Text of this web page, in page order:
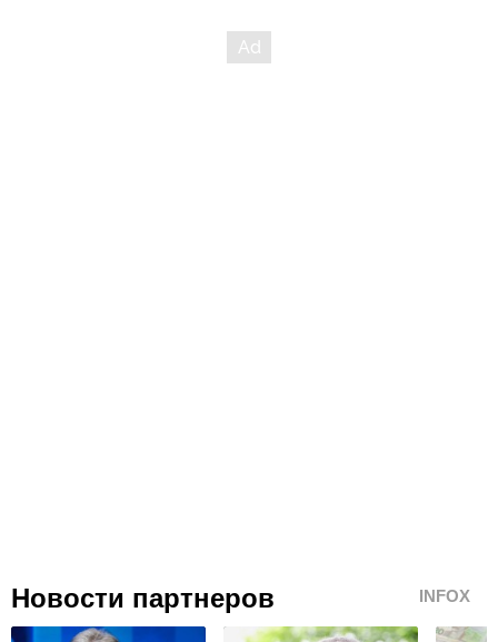
Новости партнеров INFOX